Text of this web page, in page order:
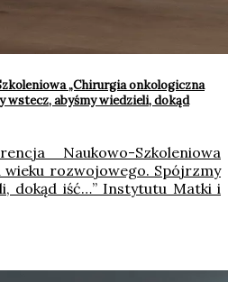
„Chirurgia onkologiczna
abyśmy wiedzieli, dokąd
Naukowo-Szkoleniowa
wieku rozwojowego. Spójrzmy
dokąd iść…” Instytutu Matki i